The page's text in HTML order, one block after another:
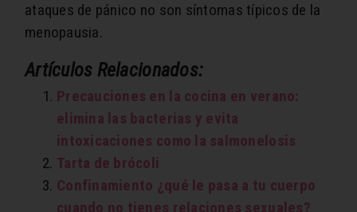
ataques de pánico no son síntomas típicos de la
menopausia.
Artículos Relacionados:
Precauciones en la cocina en verano:
elimina las bacterias y evita
intoxicaciones como la salmonelosis
Tarta de brócoli
Confinamiento ¿qué le pasa a tu cuerpo
cuando no tienes relaciones sexuales?